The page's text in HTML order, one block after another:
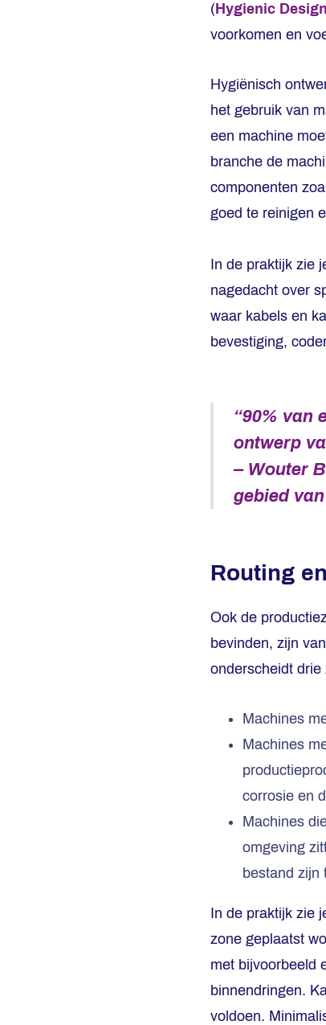
(Hygienic Design
voorkomen en
Hygiënisch
het gebruik van
een machine
branche de
componenten
goed te reinigen
In de praktijk zie
nagedacht over
waar kabels en
bevestiging,
“90% van
ontwerp
– Wouter
gebied
Routing
Ook de
bevinden, zijn
onderscheidt
Machines
Machines
corrosie en
Machines
omgeving
bestand zijn
In de praktijk zie
zone geplaatst
met bijvoorbeeld
binnendringen.
voldoen.